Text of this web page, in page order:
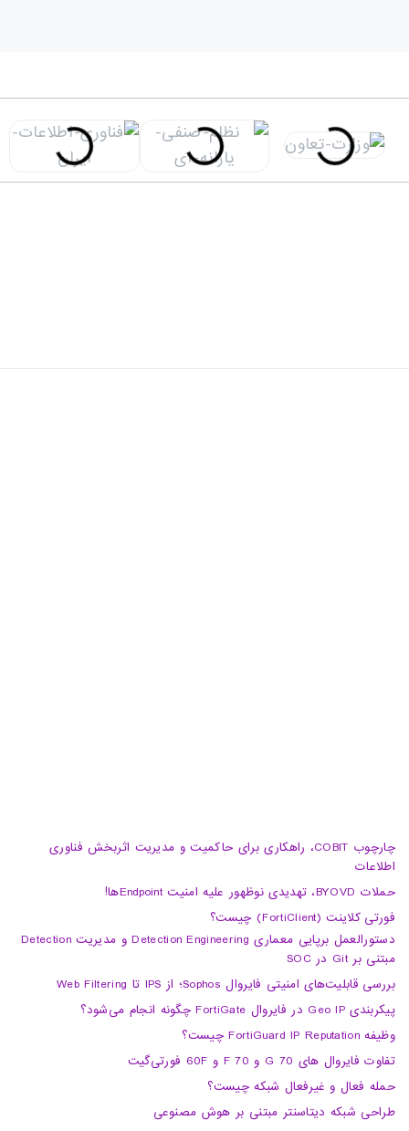
چارچوب COBIT، راهکاری برای حاکمیت و مدیریت اثربخش فناوری
اطلاعات
حملات BYOVD، تهدیدی نوظهور علیه امنیت Endpointها!
فورتی کلاینت (FortiClient) چیست؟
دستورالعمل برپایی معماری Detection Engineering و مدیریت Detection
مبتنی بر Git در SOC
بررسی قابلیت‌های امنیتی فایروال Sophos؛ از IPS تا Web Filtering
پیکربندی Geo IP در فایروال FortiGate چگونه انجام می‌شود؟
وظیفه FortiGuard IP Reputation چیست؟
تفاوت فایروال های 70 G و 70 F و 60F فورتی‌گیت
حمله فعال و غیرفعال شبکه چیست؟
طراحی شبکه دیتاسنتر مبتنی بر هوش مصنوعی